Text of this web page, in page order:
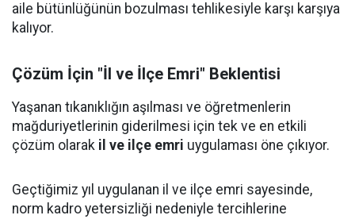
aile bütünlüğünün bozulması tehlikesiyle karşı karşıya
kalıyor.
Çözüm İçin "İl ve İlçe Emri" Beklentisi
Yaşanan tıkanıklığın aşılması ve öğretmenlerin
mağduriyetlerinin giderilmesi için tek ve en etkili
çözüm olarak il ve ilçe emri uygulaması öne çıkıyor.
Geçtiğimiz yıl uygulanan il ve ilçe emri sayesinde,
norm kadro yetersizliği nedeniyle tercihlerine